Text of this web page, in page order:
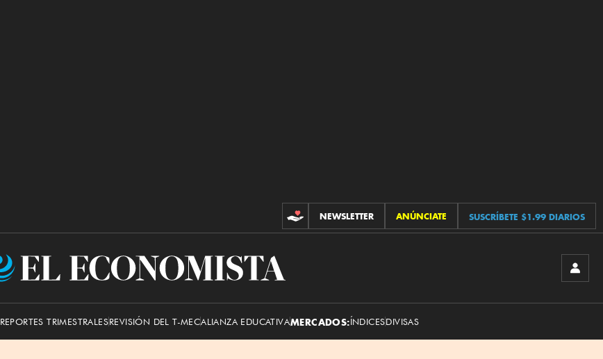
CONTRIBUCIONES
NEWSLETTER ANÚNCIATE SUSCRÍBETE $1.99 DIARIOS
El
REPORTES TRIMESTRALESREVISIÓN DEL T-MECALIANZA EDUCATIVAMERCADOS:ÍNDICESDIVISAS